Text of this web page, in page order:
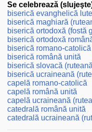
Se celebrează
biserică evanghelică
biserică maghiară
biserică ortodoxă (fostă
biserică ortodoxă
biserică romano-catolică
biserică română unită
biserică slovacă
biserică ucraineană
capelă romano-catolică
capelă română unită
capelă ucraineană
catedrală română unită
catedrală ucraineană